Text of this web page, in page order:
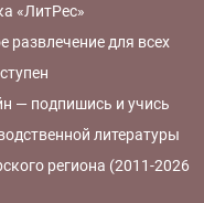
«ЛитРес»
развлечение для всех
— подпишись и учись
литературы
региона (2011-2026